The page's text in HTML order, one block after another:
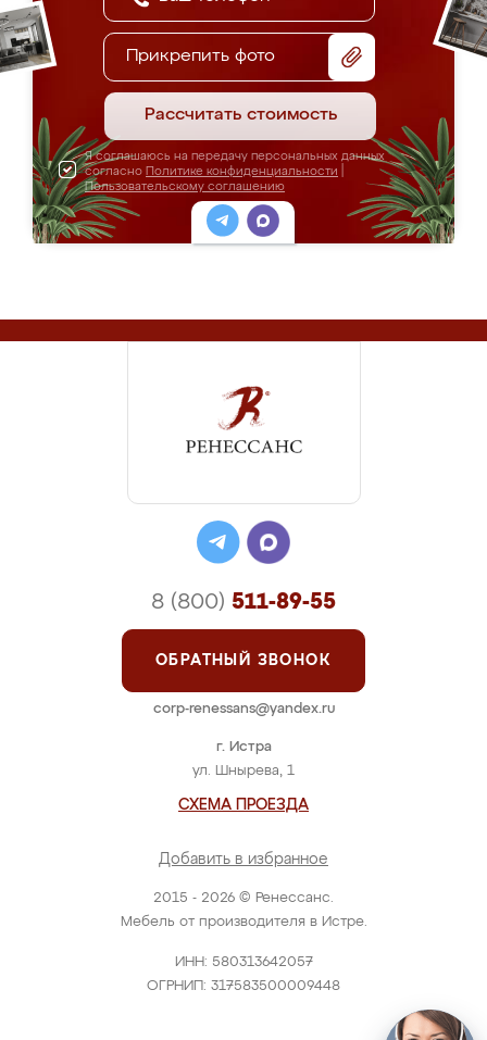
Прикрепить фото
Рассчитать стоимость
Я соглашаюсь на передачу персональных данных
согласно Политике конфиденциальности
Пользовательскому соглашению
2015 - 2026 © Ренессанс.
Мебель от производителя в Истре.
ИНН: 580313642057
ОГРНИП: 317583500009448
г. Истра
ул. Шнырева, 1
СХЕМА ПРОЕЗДА
Добавить в избранное
8 (800) 511-89-55
ОБРАТНЫЙ ЗВОНОК
corp-renessans@yandex.ru